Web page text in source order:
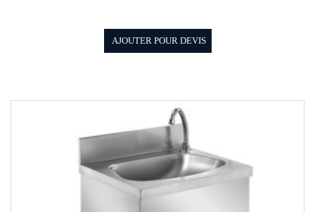
AJOUTER POUR DEVIS